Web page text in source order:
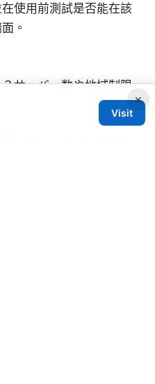
使用前測試是否能在該
。
サーバー数や地域制限
cose e come usarla
×
Visit